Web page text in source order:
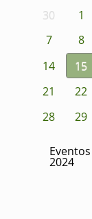
30 1
7
8
14
15
21
22
28
29
2024